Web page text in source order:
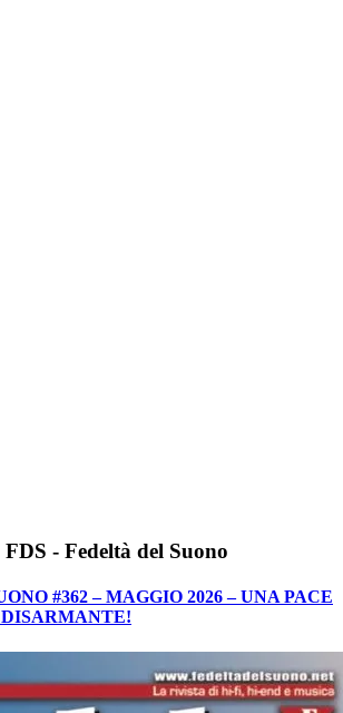
- Fedeltà del Suono
#362 – MAGGIO 2026 – UNA PACE